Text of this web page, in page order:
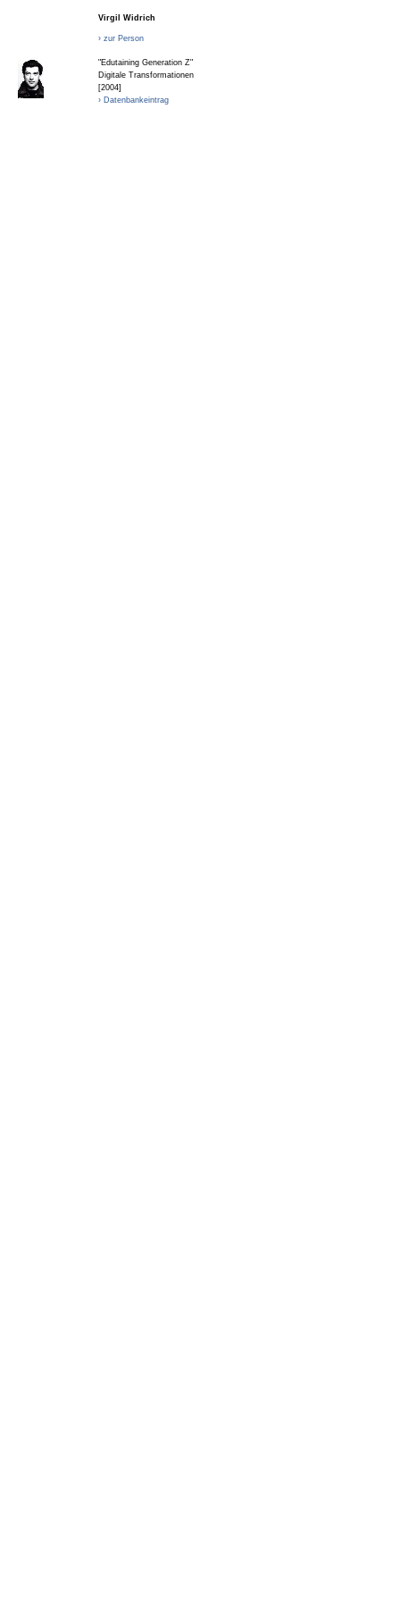
Virgil Widrich
› zur Person
"Edutaining Generation Z"
Digitale Transformationen
[2004]
› Datenbankeintrag